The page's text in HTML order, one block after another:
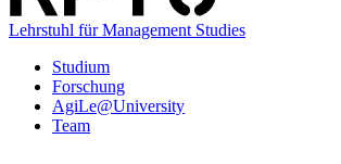
Lehrstuhl für Management Studies
Studium
Forschung
AgiLe@University
Team